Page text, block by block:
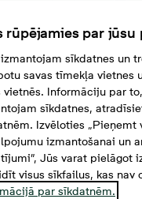
rūpējamies par jūsu
sīkdatnes un
savas tīmekļa vietnes
vietnēs. Informāciju par
sīkdatnes,
Izvēloties „Pieņemt
izmantošanai un
Jūs varat pielāgot
visus sīkfailus, kas nav
par sīkdatnēm.